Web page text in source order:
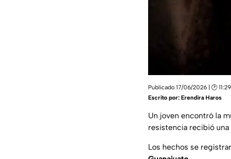
Publicado 17/06/2026 | 🕑 11:29
Escrito por: Erendira Haros
Un joven encontró la
resistencia recibió una
Los hechos se